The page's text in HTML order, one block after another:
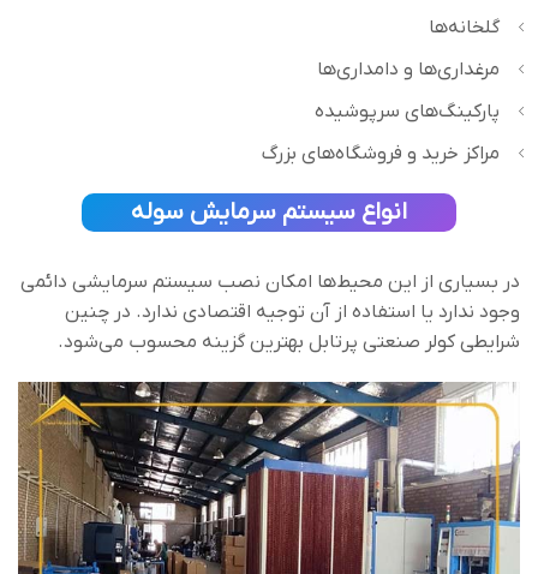
گلخانه‌ها
مرغداری‌ها و دامداری‌ها
پارکینگ‌های سرپوشیده
مراکز خرید و فروشگاه‌های بزرگ
انواع سیستم سرمایش سوله
در بسیاری از این محیط‌ها امکان نصب سیستم سرمایشی دائمی
وجود ندارد یا استفاده از آن توجیه اقتصادی ندارد. در چنین
شرایطی کولر صنعتی پرتابل بهترین گزینه محسوب می‌شود.